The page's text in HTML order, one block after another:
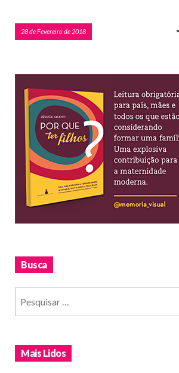
28 de Fevereiro de 2018
Busca
Mais Lidos